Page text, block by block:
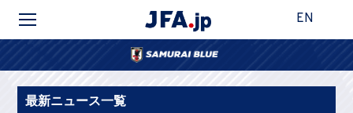
EN
最新ニュース一覧